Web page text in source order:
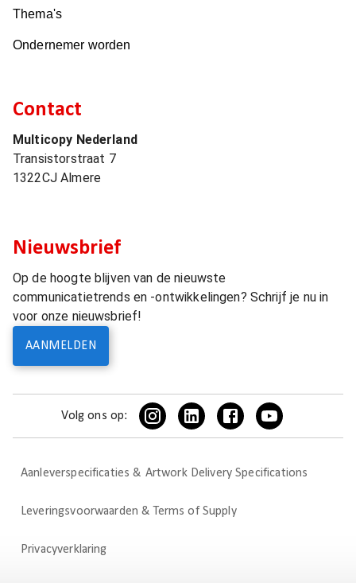
Thema's
Ondernemer worden
Contact
Multicopy Nederland
Transistorstraat 7
1322CJ Almere
Nieuwsbrief
Op de hoogte blijven van de nieuwste
communicatietrends en -ontwikkelingen? Schrijf je nu in
voor onze nieuwsbrief!
AANMELDEN
Volg ons op:
Aanleverspecificaties & Artwork Delivery Specifications
Leveringsvoorwaarden & Terms of Supply
Privacyverklaring